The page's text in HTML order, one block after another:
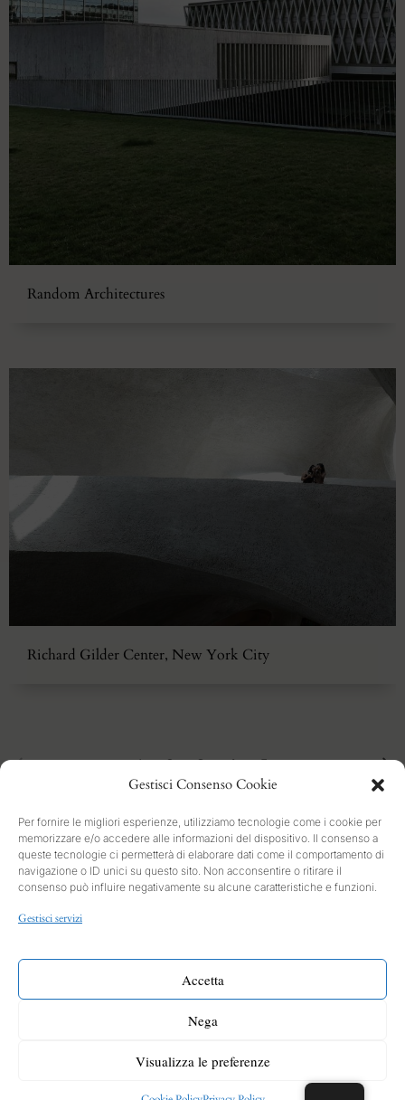
Gestisci Consenso Cookie
Per fornire le migliori esperienze, utilizziamo tecnologie come i cookie per
memorizzare e/o accedere alle informazioni del dispositivo. Il consenso a
queste tecnologie ci permetterà di elaborare dati come il comportamento di
navigazione o ID unici su questo sito. Non acconsentire o ritirare il
consenso può influire negativamente su alcune caratteristiche e funzioni.
Gestisci servizi
Accetta
Nega
Visualizza le preferenze
Random Architectures
Richard Gilder Center, New York City
1 2 3 4 5
SEARCH
INFO